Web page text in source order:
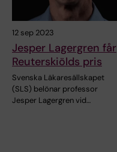
12 sep 2023
Jesper Lagergren får
Reuterskiölds pris
Svenska Läkaresällskapet
(SLS) belönar professor
Jesper Lagergren vid…